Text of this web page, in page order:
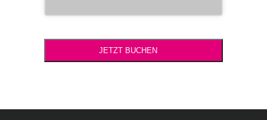
Email *
JETZT BUCHEN